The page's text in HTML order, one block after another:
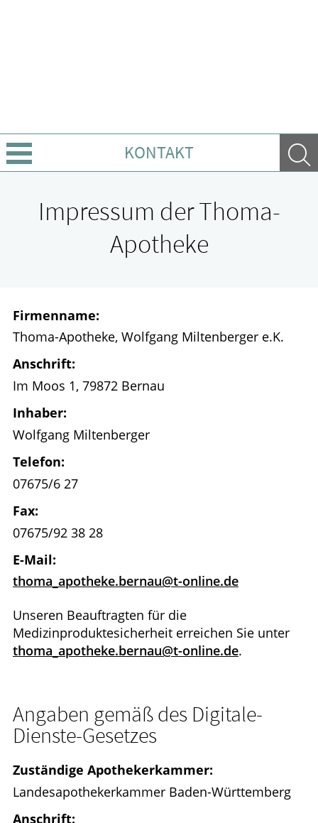
KONTAKT
HOMÖOPATHIE
Impressum der Thoma-
Apotheke
Firmenname:
Thoma-Apotheke, Wolfgang Miltenberger e.K.
Anschrift:
Im Moos 1, 79872 Bernau
Inhaber:
Wolfgang Miltenberger
Telefon:
07675/6 27
Fax:
07675/92 38 28
E-Mail:
thoma_apotheke.bernau@t-online.de
Unseren Beauftragten für die
Medizinproduktesicherheit erreichen Sie unter
thoma_apotheke.bernau@t-online.de.
Angaben gemäß des Digitale-
Dienste-Gesetzes
Zuständige Apothekerkammer:
Landesapothekerkammer Baden-Württemberg
Anschrift: